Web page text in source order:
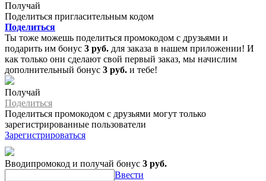
Получай
Поделиться пригласительным кодом
Поделиться
Ты тоже можешь поделиться промокодом с друзьями и
подарить им бонус 3 руб. для заказа в нашем приложении! И
как только они сделают свой первый заказ, мы начислим
дополнительный бонус 3 руб. и тебе!
Получай
Поделиться
Поделиться промокодом с друзьями могут только
зарегистрированные пользователи
Зарегистрироваться
Вводипромокод и получай бонус 3 руб.
Ввести